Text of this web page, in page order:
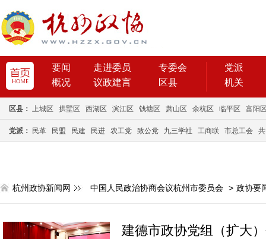
要闻 走进委员
专委会
概况
议政建言 区县
党派
机关
区县： 上城区 拱墅区 西湖区 滨江区 钱塘区 萧山区 余杭区 临平区 富阳
党派： 民革 民盟 民建 民进 农工党 致公党 九三学社 工商联 市总工会
杭州政协新闻网 中国人民政治协商会议杭州市委员会 > 政协要
建德市政协党组（扩大